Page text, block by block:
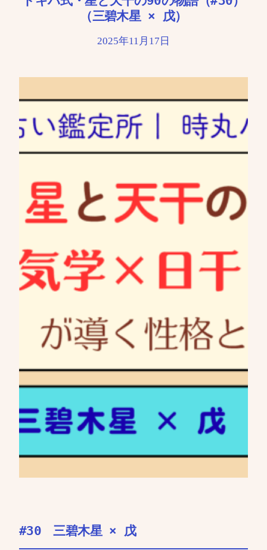
（三碧木星 × 戊）
2025年11月17日
#30 三碧木星 × 戊